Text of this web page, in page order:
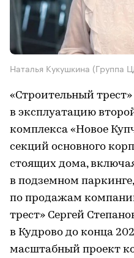
Наталья Кукушкина (Группа
«Строительный трест»
в эксплуатацию
комплекса «Новое
секций основного
стоящих дома,
в подземном
по продажам
трест» Сергей
в Кудрово до конца
масштабный проект